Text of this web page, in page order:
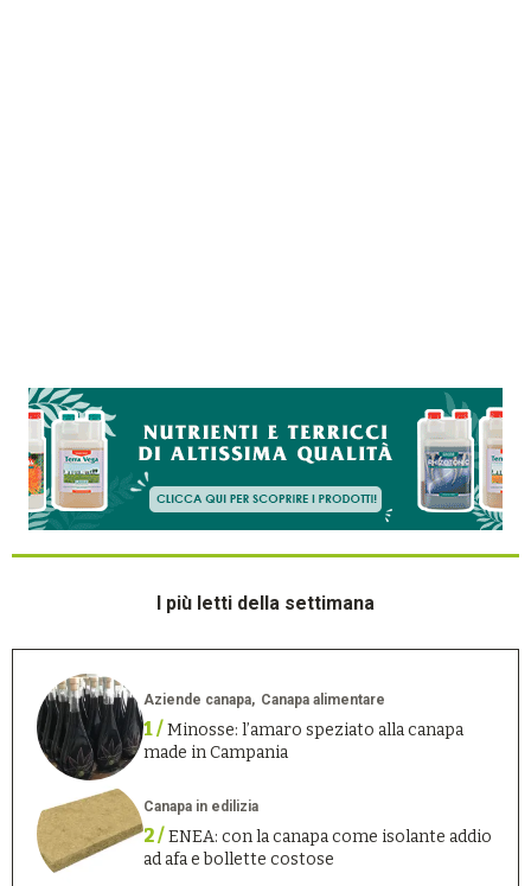
I più letti della settimana
Aziende canapa Canapa alimentare
1 /Minosse: l’amaro speziato alla canapa
made in Campania
Canapa in edilizia
2 /ENEA: con la canapa come isolante addio
ad afa e bollette costose